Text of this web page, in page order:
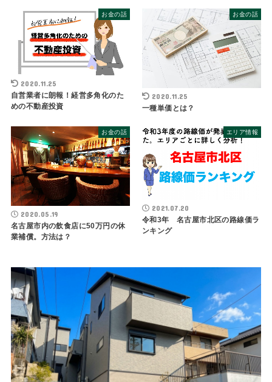
お金の話
2020.11.25
自営業者に朗報！経営多角化のた
めの不動産投資
お金の話
2020.11.25
一種単価とは？
お金の話
2020.05.19
名古屋市内の飲食店に50万円の休
業補償。方法は？
エリア情報
2021.07.20
令和3年 名古屋市北区の路線価ラ
ンキング